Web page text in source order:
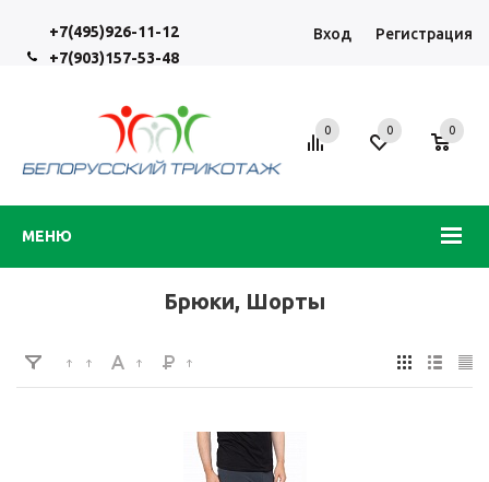
+7(495)926-11-12
+7(903)157-53-48
Вход Регистрация
МЕНЮ
0 0 0
Брюки, Шорты